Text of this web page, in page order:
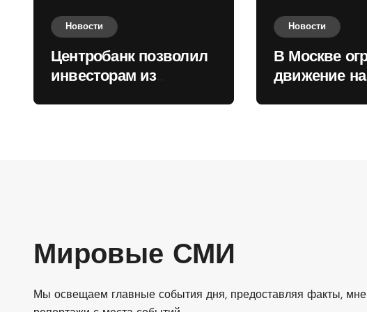
Новости
Центробанк позволил
инвесторам из
Новости
В Москве
движение на
Мировые СМИ
Мы освещаем главные события дня, предоставляя факты,